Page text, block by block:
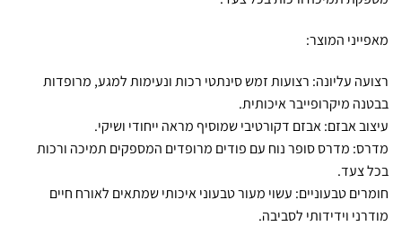
מאפייני המוצר:
רצועה עליונה: רצועות זמש סינתטי רכות ונעימות למגע, מרופדות
בבטנה מיקרופייבר איכותית.
עיצוב אבזם: אבזם דקורטיבי שמוסיף מראה ייחודי ושיקי.
מדרס: מדרס סופר נוח עם פודים מרופדים המספקים תמיכה ורכות
בכל צעד.
חומרים טבעוניים: עשוי מעור טבעוני איכותי שמתאים לאורח חיים
מודרני וידידותי לסביבה.